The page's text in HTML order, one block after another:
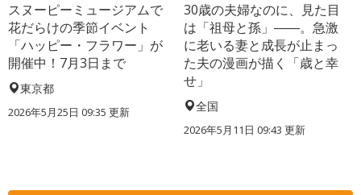
スヌーピーミュージアムで
花だらけの季節イベント
「ハッピー・フラワー」が
開催中！7月3日まで
東京都
2026年5月25日 09:35 更新
30歳の夫婦なのに、見た目
は「祖母と孫」――。急激
に老いる妻と成長が止まっ
た夫の漫画が描く「歳と幸
せ」
全国
2026年5月11日 09:43 更新